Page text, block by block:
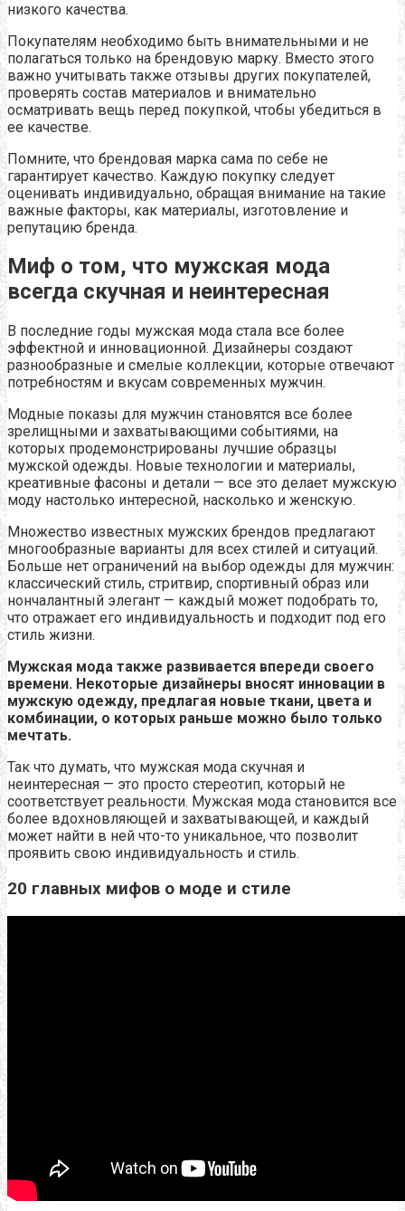
низкого качества.
Покупателям необходимо быть внимательными и не
полагаться только на брендовую марку. Вместо этого
важно учитывать также отзывы других покупателей,
проверять состав материалов и внимательно
осматривать вещь перед покупкой, чтобы убедиться в
ее качестве.
Помните, что брендовая марка сама по себе не
гарантирует качество. Каждую покупку следует
оценивать индивидуально, обращая внимание на такие
важные факторы, как материалы, изготовление и
репутацию бренда.
Миф о том, что мужская мода
всегда скучная и неинтересная
В последние годы мужская мода стала все более
эффектной и инновационной. Дизайнеры создают
разнообразные и смелые коллекции, которые отвечают
потребностям и вкусам современных мужчин.
Модные показы для мужчин становятся все более
зрелищными и захватывающими событиями, на
которых продемонстрированы лучшие образцы
мужской одежды. Новые технологии и материалы,
креативные фасоны и детали — все это делает мужскую
моду настолько интересной, насколько и женскую.
Множество известных мужских брендов предлагают
многообразные варианты для всех стилей и ситуаций.
Больше нет ограничений на выбор одежды для мужчин:
классический стиль, стритвир, спортивный образ или
нончалантный элегант — каждый может подобрать то,
что отражает его индивидуальность и подходит под его
стиль жизни.
Мужская мода также развивается впереди своего
времени. Некоторые дизайнеры вносят инновации в
мужскую одежду, предлагая новые ткани, цвета и
комбинации, о которых раньше можно было только
мечтать.
Так что думать, что мужская мода скучная и
неинтересная — это просто стереотип, который не
соответствует реальности. Мужская мода становится все
более вдохновляющей и захватывающей, и каждый
может найти в ней что-то уникальное, что позволит
проявить свою индивидуальность и стиль.
20 главных мифов о моде и стиле